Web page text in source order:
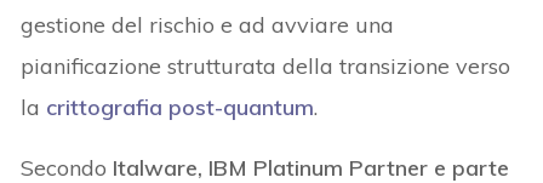
gestione del rischio e ad avviare una
pianificazione strutturata della transizione verso
la crittografia post-quantum.
Secondo Italware, IBM Platinum Partner e parte